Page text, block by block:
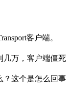
客户端。
几万，客户端僵死
？这个是怎么回事